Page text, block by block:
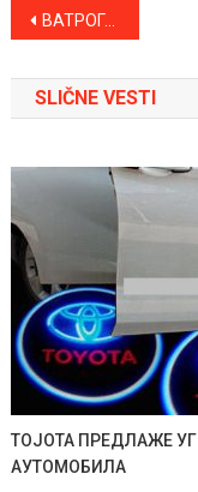
Kretanje
članka
ВАТРОГАСЦИ УПОЗОРАВАЈУ НА ОПАСНОСТИ ТОКОМ ГРЕЈНЕ СЕЗОНЕ
SLIČNE VESTI
ТОЈОТА ПРЕДЛАЖЕ
АУТОМОБИЛА